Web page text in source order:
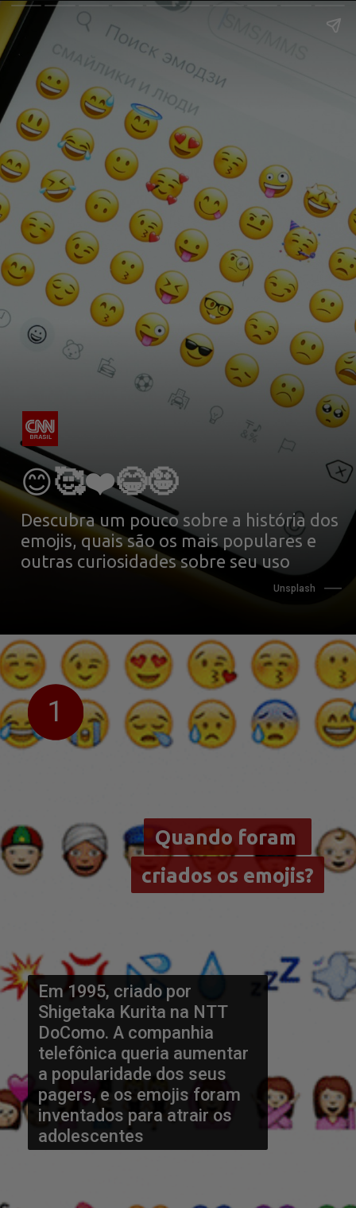
😊🥰❤️😂🤪
Unsplash
Descubra um pouco sobre a história dos
emojis, quais são os mais populares e
outras curiosidades sobre seu uso
Em 1995, criado por
Shigetaka Kurita na NTT
DoComo. A companhia
telefônica queria aumentar
a popularidade dos seus
pagers, e os emojis foram
inventados para atrair os
adolescentes
1
Quando foram
criados os emojis?
Quando foram
criados os emojis?